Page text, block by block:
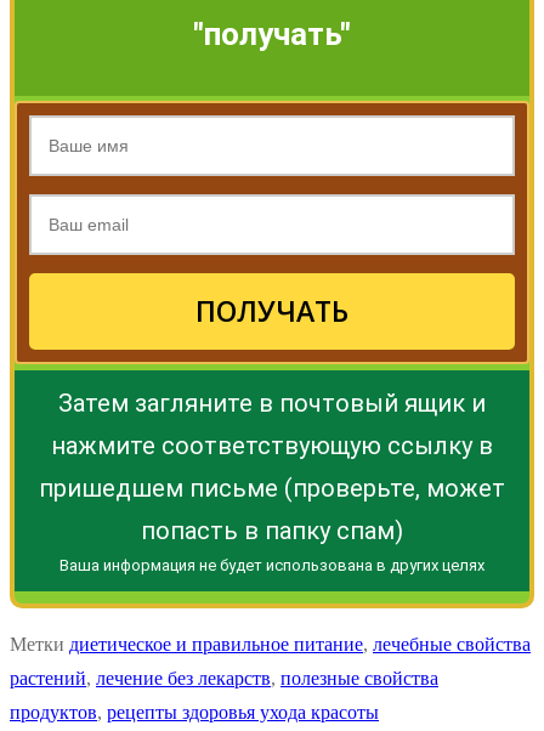
"получать"
ПОЛУЧАТЬ
Затем загляните в почтовый ящик и
нажмите соответствующую ссылку в
пришедшем письме (проверьте, может
попасть в папку спам)
Ваша информация не будет использована в других целях
Метки диетическое и правильное питание, лечебные свойства
растений, лечение без лекарств, полезные свойства
продуктов, рецепты здоровья ухода красоты